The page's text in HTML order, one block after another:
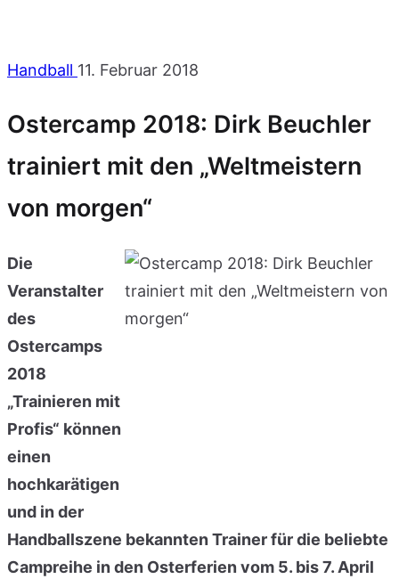
Handball 11. Februar 2018
Ostercamp 2018: Dirk Beuchler
trainiert mit den „Weltmeistern
von morgen“
Die
Veranstalter
des
Ostercamps
2018
„Trainieren mit
Profis“ können
einen
hochkarätigen
und in der
Handballszene bekannten Trainer für die beliebte
Campreihe in den Osterferien vom 5. bis 7. April